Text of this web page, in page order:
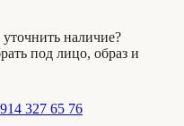
наличие?
под лицо, образ и
327 65 76